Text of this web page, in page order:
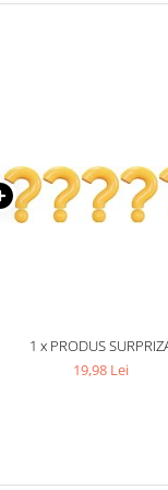
1 x PRODUS
19,98 Lei